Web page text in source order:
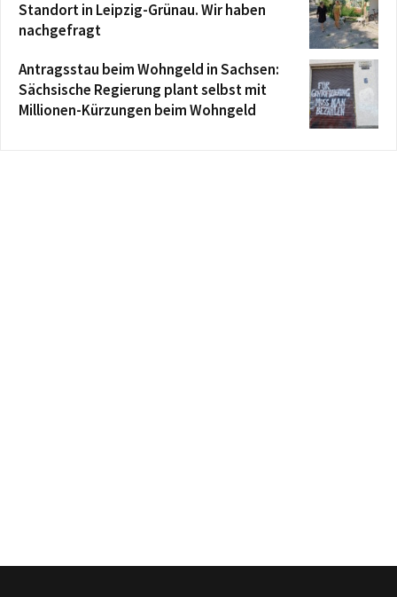
Standort in Leipzig-Grünau. Wir haben
nachgefragt
Antragsstau beim Wohngeld in Sachsen:
Sächsische Regierung plant selbst mit
Millionen-Kürzungen beim Wohngeld